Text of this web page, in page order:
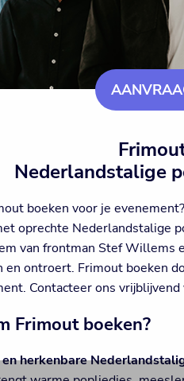
Nederlandstalige
boeken voor je
oprechte Nederlandstalige
van frontman Stef Willems
en ontroert. Frimout boeken
Contacteer ons
Frimout boeken?
herkenbare